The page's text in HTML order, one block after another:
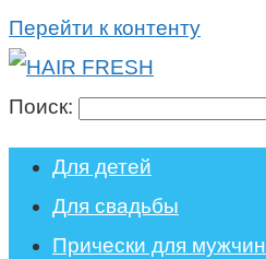
Перейти к контенту
Поиск:
Для детей
Для свадьбы
Прически для мужчин